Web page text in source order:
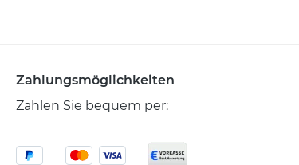
Zahlungsmöglichkeiten
Zahlen Sie bequem per: